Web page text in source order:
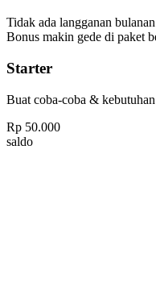
Tidak ada langganan
Bonus makin gede di paket
Starter
Buat coba-coba &
Rp 50.000
saldo